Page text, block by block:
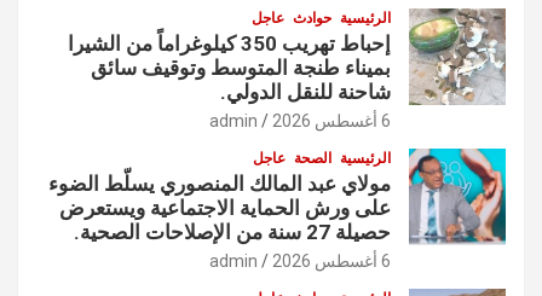
الرئيسية حوادث عاجل
إحباط تهريب 350 كيلوغراماً من الشيرا
بميناء طنجة المتوسط وتوقيف سائق
شاحنة للنقل الدولي.
6 أغسطس 2026 admin
الرئيسية الصحة عاجل
مولاي عبد المالك المنصوري يسلّط الضوء
على ورش الحماية الاجتماعية ويستعرض
حصيلة 27 سنة من الإصلاحات الصحية.
6 أغسطس 2026 admin